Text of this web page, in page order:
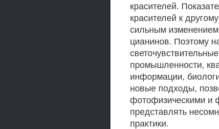
красителей.
красителей к
сильным изменением
цианинов. Поэтому
промышленности,
информации,
новые подходы,
фотофизическими и
представлять
практики.